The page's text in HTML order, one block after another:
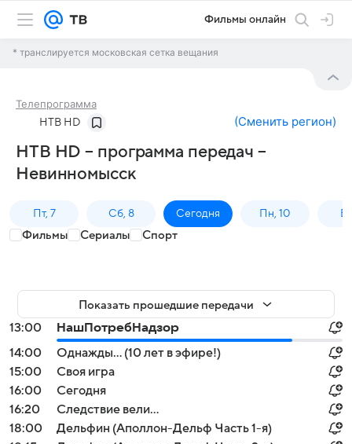
Фильмы онлайн
* транслируется московская сетка вещания
Телепрограмма
НТВ HD (Сменить регион)
НТВ HD – программа передач –
Невинномысск
Пт, 7 Сб, 8 Сегодня Пн, 10
Фильмы Сериалы Спорт
Показать прошедшие передачи
13:00
НашПотребНадзор
14:00
Однажды... (10 лет в эфире!)
15:00
Своя игра
16:00
Сегодня
16:20
Следствие вели...
18:00
Дельфин (Аполлон-Дельф Часть 1-я)